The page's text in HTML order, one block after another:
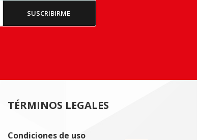
TÉRMINOS LEGALES
Condiciones de uso